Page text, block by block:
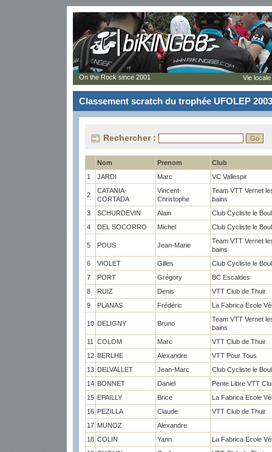
Classement scratch du trophée UFOLEP 2003
Rechercher :
Nom Prenom
Club
1
JARDI Marc VC Vallespir
2
CATANIA-
CORTADA
Vincent-
Christophe
Team VTT Vernet
bains
3
SCHURDEVIN Alain
Club Cycliste le
4
DEL SOCORRO Michel Club Cycliste le
5 POUS Jean-Marie
Team VTT Vernet
bains
6
VIOLET Gilles
Club Cycliste le
7
PORT Grégory
BC Escaldes
8
RUIZ Denis
VTT Club de Thuir
9
PLANAS Frédéric La Fabrica Ecole
10 DELIGNY Bruno
Team VTT Vernet
bains
11
COLOM Marc
VTT Club de Thuir
12 BERLHE Alexandre
VTT Pour Tous
13 DELVALLET Jean-Marc
Club Cycliste le
14 BONNET Daniel
Pente Libre VTT
15 EPAILLY Brice
La Fabrica Ecole
16 PEZILLA Claude
VTT Club de Thuir
17 MUNOZ
Alexandre
18 COLIN Yann
La Fabrica Ecole
On the Rock since 2001 Vie